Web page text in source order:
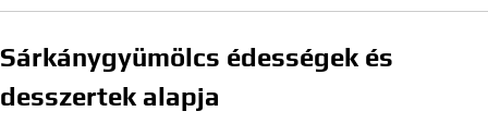
Sárkánygyümölcs édességek és
desszertek alapja